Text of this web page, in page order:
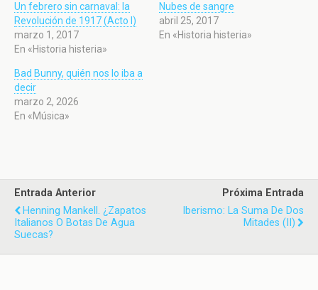
Un febrero sin carnaval: la
Revolución de 1917 (Acto I)
marzo 1, 2017
En «Historia histeria»
Nubes de sangre
abril 25, 2017
En «Historia histeria»
Bad Bunny, quién nos lo iba a
decir
marzo 2, 2026
En «Música»
Entrada Anterior
Henning Mankell. ¿Zapatos
Italianos O Botas De Agua
Suecas?
Próxima Entrada
Iberismo: La Suma De Dos
Mitades (II)